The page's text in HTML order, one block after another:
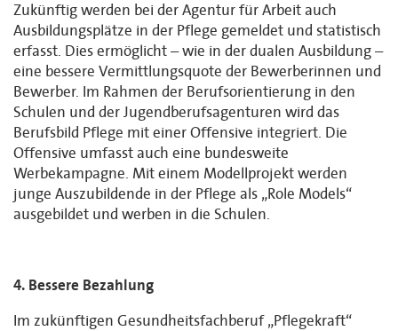
Zukünftig werden bei der Agentur für Arbeit auch
Ausbildungsplätze in der Pflege gemeldet und statistisch
erfasst. Dies ermöglicht – wie in der dualen Ausbildung –
eine bessere Vermittlungsquote der Bewerberinnen und
Bewerber. Im Rahmen der Berufsorientierung in den
Schulen und der Jugendberufsagenturen wird das
Berufsbild Pflege mit einer Offensive integriert. Die
Offensive umfasst auch eine bundesweite
Werbekampagne. Mit einem Modellprojekt werden
junge Auszubildende in der Pflege als „Role Models“
ausgebildet und werben in die Schulen.
4. Bessere Bezahlung
Im zukünftigen Gesundheitsfachberuf „Pflegekraft“